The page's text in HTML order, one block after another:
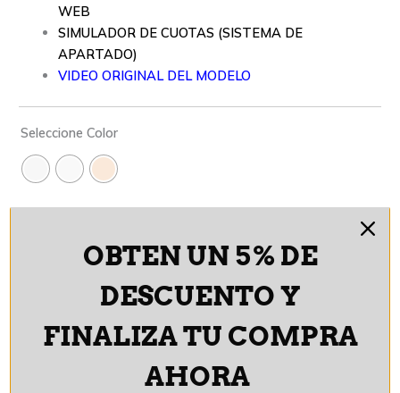
WEB
SIMULADOR DE CUOTAS (SISTEMA DE
APARTADO)
VIDEO ORIGINAL DEL MODELO
Seleccione Color
Forma de Adquisición*
Apartado
De contado Cashea
Envío o Retiro del producto
Flete (no incluye instalación)
Retiro (Altos
OBTEN UN 5% DE
DESCUENTO Y
FINALIZA TU COMPRA
AHORA